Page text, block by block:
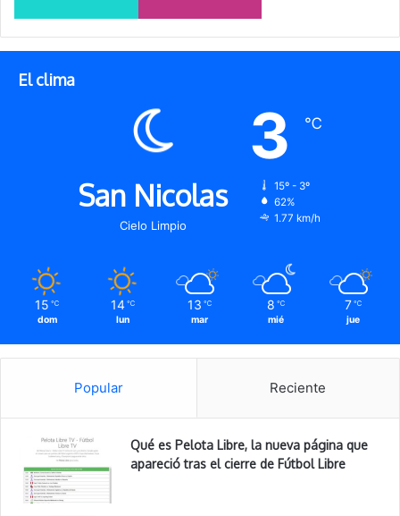
El clima
San Nicolas
Cielo Limpio
3 ℃
15º - 3º
62%
1.77 km/h
15 ℃
dom
14 ℃
lun
13 ℃
mar
8 ℃
mié
7 ℃
jue
Popular Reciente
Qué es Pelota Libre, la nueva página que
apareció tras el cierre de Fútbol Libre